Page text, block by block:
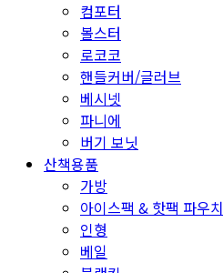
컴포터
볼스터
로코코
핸들커버/글러브
베시넷
파니에
버기 보닛
산책용품
가방
아이스팩 & 핫팩 파우치
인형
베일